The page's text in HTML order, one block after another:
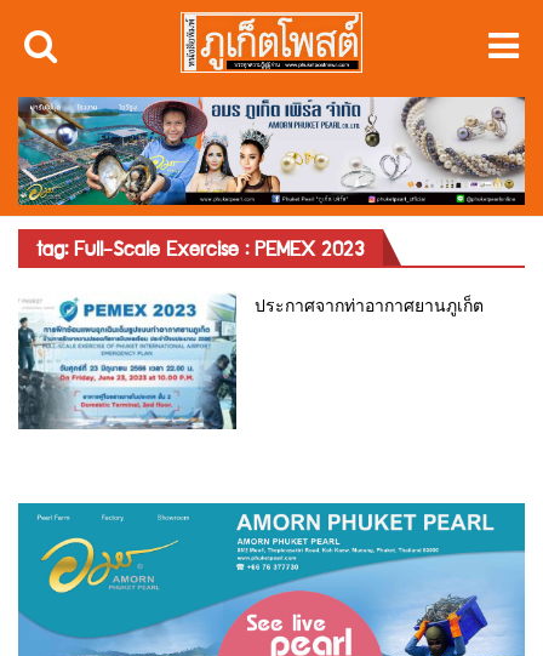
tag: Full-Scale Exercise : PEMEX 2023
ประกาศจากท่าอากาศยานภูเก็ต